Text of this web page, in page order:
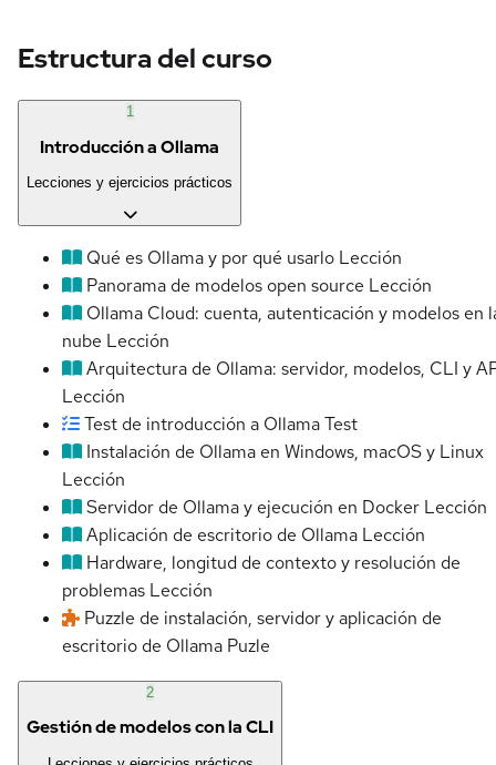
Estructura del curso
1
Introducción a Ollama
Lecciones y ejercicios prácticos
Qué es Ollama y por qué usarlo Lección
Panorama de modelos open source Lección
Ollama Cloud: cuenta, autenticación y modelos en
nube Lección
Arquitectura de Ollama: servidor, modelos, CLI y
Lección
Test de introducción a OllamaTest
Instalación de Ollama en Windows, macOS y Linux
Lección
Servidor de Ollama y ejecución en Docker Lección
Aplicación de escritorio de Ollama Lección
Hardware, longitud de contexto y resolución de
problemas Lección
Puzzle de instalación, servidor y aplicación de
escritorio de Ollama Puzle
2
Gestión de modelos con la CLI